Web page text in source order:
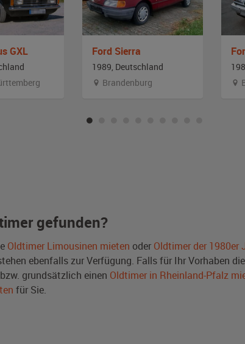
GXL Ford Sierra
1989, Deutschland
Brandenburg
gefunden?
Oldtimer Limousinen mieten oder Oldtimer der 1980er
ebenfalls zur Verfügung. Falls für Ihr Vorhaben
grundsätzlich einen Oldtimer in Rheinland-Pfalz
für Sie.